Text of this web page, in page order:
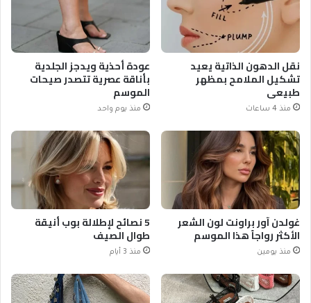
نقل الدهون الذاتية يعيد
تشكيل الملامح بمظهر
طبيعي
منذ 4 ساعات
عودة أحذية ويدجز الجلدية
بأناقة عصرية تتصدر صيحات
الموسم
منذ يوم واحد
غولدن آور براونت لون الشعر
الأكثر رواجاً هذا الموسم
منذ يومين
5 نصائح لإطلالة بوب أنيقة
طوال الصيف
منذ 3 أيام